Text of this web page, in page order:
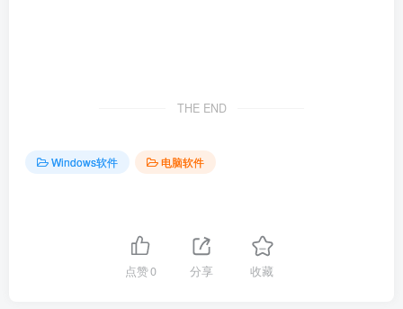
THE END
Windows软件 电脑软件
点赞0 分享 收藏